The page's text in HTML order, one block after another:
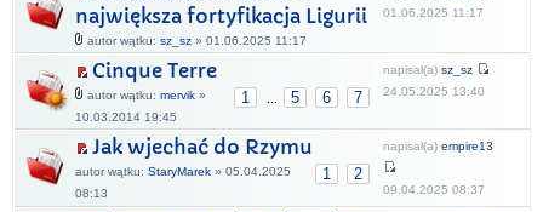
największa fortyfikacja Ligurii
autor wątku: sz_sz » 01.06.2025 11:17
01.06.2025 11:17
Cinque Terre
1 5 6 7
autor wątku: mervik »
10.03.2014 19:45
napisał(a) sz_sz
24.05.2025 13:40
Jak wjechać do Rzymu
1 2
autor wątku: StaryMarek » 05.04.2025
08:13
napisał(a) empire13
09.04.2025 08:37